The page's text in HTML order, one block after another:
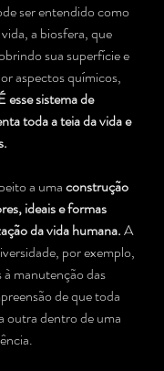
ser entendido como
a biosfera, que
sua superfície e
aspectos químicos,
esse sistema de
toda a teia da vida e
a uma construção
ideais e formas
da vida humana. A
por exemplo,
à manutenção das
de que toda
outra dentro de uma